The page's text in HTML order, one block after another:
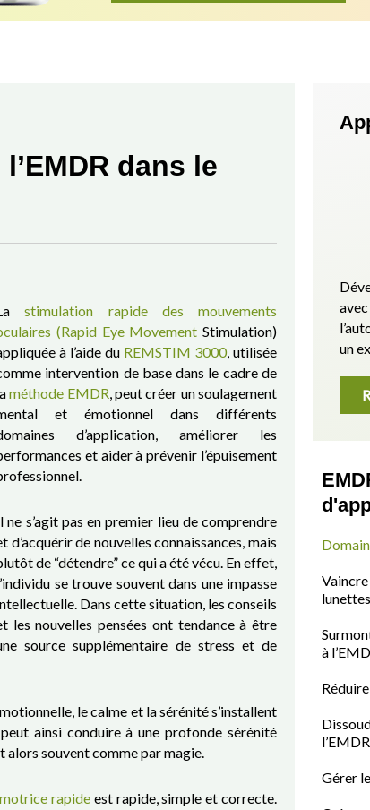
dans le
stimulation rapide des mouvements
(Rapid Eye Movement Stimulation)
à l’aide du REMSTIM 3000, utilisée
intervention de base dans le cadre de
méthode EMDR , peut créer un soulagement
et émotionnel dans différents
d’application, améliorer les
et aider à prévenir l’épuisement
ne s’agit pas en premier lieu de comprendre
d’acquérir de nouvelles connaissances, mais
de “détendre” ce qui a été vécu. En effet,
se trouve souvent dans une impasse
Dans cette situation, les conseils
les nouvelles pensées ont tendance à être
source supplémentaire de stress et de
le calme et la sérénité s’installent
ainsi conduire à une profonde sérénité
souvent comme par magie.
rapide est rapide, simple et correcte.
un
à
Gérer